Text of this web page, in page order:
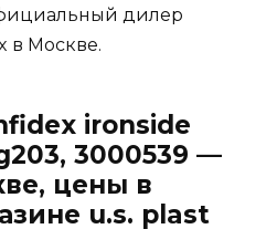
дилер
в Москве.
ironside
3000539 —
цены в
u.s. plast